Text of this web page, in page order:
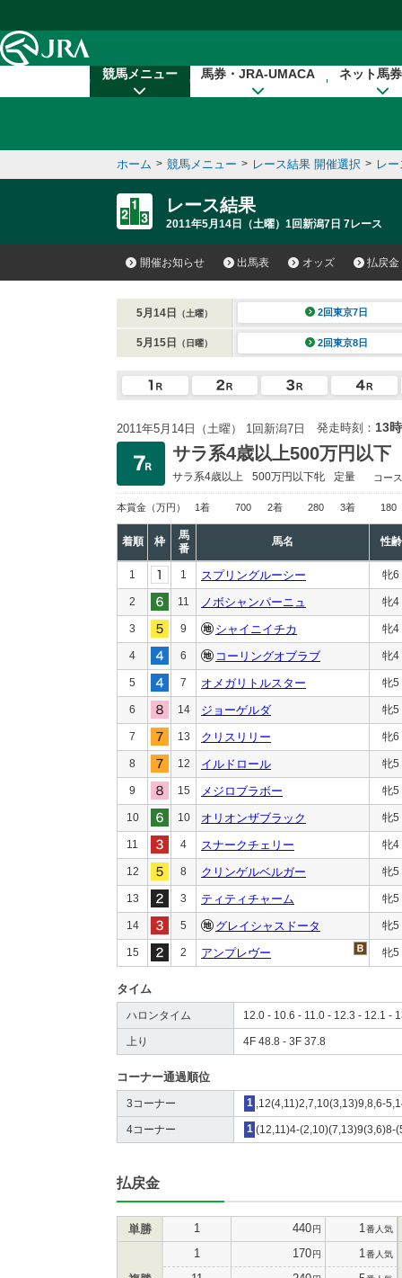
競馬メニュー 馬券・JRA-UMACA ネット馬
ホーム > 競馬メニュー > レース結果 開催選択 > レ
レース結果
2011年5月14日（土曜）1回新潟7日 7レース
開催お知らせ 出馬表 オッズ 払戻金
5月14日 （土曜） 2回東京7日
5月15日 （日曜） 2回東京8日
2011年5月14日（土曜） 1回新潟7日 発走時刻： 13
サラ系4歳以上500万円以下
サラ系4歳以上 500万円以下牝 定量 コー
本賞金 （万円） 1着 700 2着 280 3着 180
着順 枠
馬
番
馬名 性齢
1 1 スプリングルーシー 牝6
2 11 ノボシャンパーニュ 牝4
3 9 シャイニイチカ 牝4
4 6 コーリングオブラブ 牝4
5 7 オメガリトルスター 牝5
6 14 ジョーゲルダ 牝5
7 13 クリスリリー 牝6
8 12 イルドロール 牝5
9 15 メジロブラボー 牝5
10 10 オリオンザブラック 牝5
11 4 スナークチェリー 牝4
12 8 クリンゲルベルガー 牝5
13 3 ティティチャーム 牝5
14 5 グレイシャスドータ 牝5
15 2 アンプレヴー 牝5
タイム
ハロンタイム 12.0 - 10.6 - 11.0 - 12.3 - 12.1 -
上り 4F 48.8 - 3F 37.8
コーナー通過順位
3コーナー 1 ,12(4,11)2,7,10(3,13)9,8,6-
4コーナー 1 (12,11)4-(2,10)(7,13)9(3,6)8-
払戻金
単勝 1 440円 1 番人気
1 170円 1 番人気